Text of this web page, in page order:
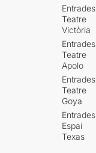
Entrades
Teatre
Victòria
Entrades
Teatre
Apolo
Entrades
Teatre
Goya
Entrades
Espai
Texas